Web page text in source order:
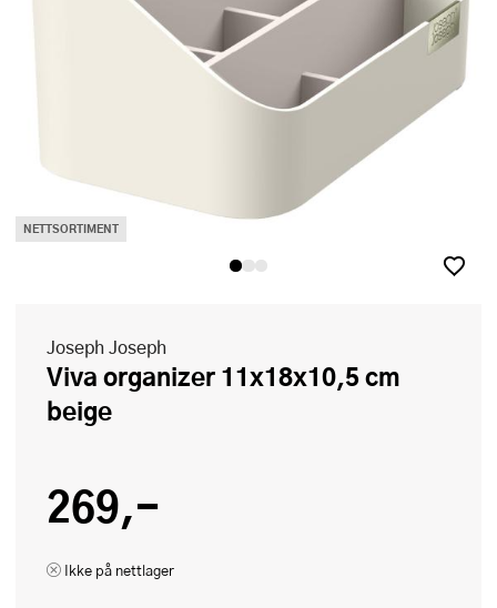
NETTSORTIMENT
Joseph Joseph
Viva organizer 11x18x10,5 cm
beige
269,-
Ikke på nettlager